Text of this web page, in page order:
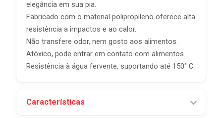
elegância em sua pia.
Fabricado com o material polipropileno oferece alta
resistência a impactos e ao calor.
Não transfere odor, nem gosto aos alimentos.
Atóxico, pode entrar em contato com alimentos.
Resistência à água fervente, suportando até 150° C.
Características